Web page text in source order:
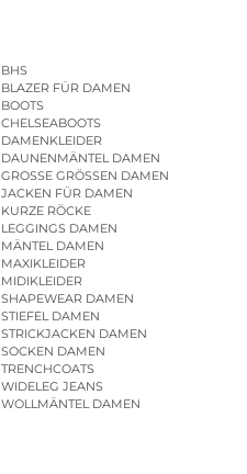
BHS
BLAZER FÜR DAMEN
BOOTS
CHELSEABOOTS
DAMENKLEIDER
DAUNENMÄNTEL DAMEN
GROSSE GRÖSSEN DAMEN
JACKEN FÜR DAMEN
KURZE RÖCKE
LEGGINGS DAMEN
MÄNTEL DAMEN
MAXIKLEIDER
MIDIKLEIDER
SHAPEWEAR DAMEN
STIEFEL DAMEN
STRICKJACKEN DAMEN
SOCKEN DAMEN
TRENCHCOATS
WIDELEG JEANS
WOLLMÄNTEL DAMEN